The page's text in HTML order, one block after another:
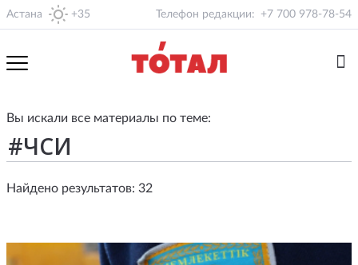
Астана +35 Телефон редакции: +7 700 978-78-54
Вы искали все материалы по теме:
Найдено результатов: 32